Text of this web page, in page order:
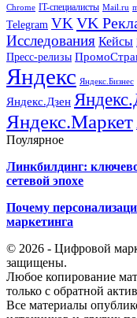
Chrome IT-специалисты Mail.ru
Telegram VK VK
Исследования Кейсы
Пресс-релизы
Яндекс Яндекс.Бизнес
Яндекс.Дзен
Яндекс.Маркет
Поулярное
Линкбилдинг:
сетевой эпохе
Почему
маркетинга
© 2026 - Цифровой
защищены.
Любое копирование
только с обратной
Все материалы